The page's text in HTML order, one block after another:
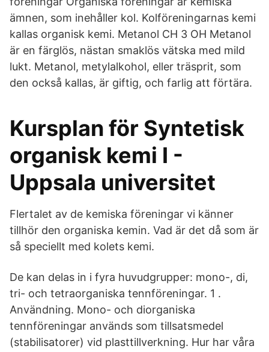
ämnen, som inehåller kol. Kolföreningarnas kemi
kallas organisk kemi. Metanol CH 3 OH Metanol
är en färglös, nästan smaklös vätska med mild
lukt. Metanol, metylalkohol, eller träsprit, som
den också kallas, är giftig, och farlig att förtära.
Kursplan för Syntetisk
organisk kemi I -
Uppsala universitet
Flertalet av de kemiska föreningar vi känner
tillhör den organiska kemin. Vad är det då som är
så speciellt med kolets kemi.
De kan delas in i fyra huvudgrupper: mono-, di,
tri- och tetraorganiska tennföreningar. 1 .
Användning. Mono- och diorganiska
tennföreningar används som tillsatsmedel
(stabilisatorer) vid plasttillverkning. Hur har våra